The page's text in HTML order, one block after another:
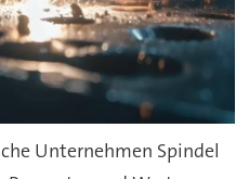
Unternehmen Spindel